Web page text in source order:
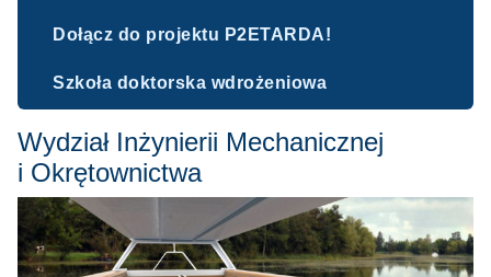
Dołącz do projektu P2ETARDA!
Szkoła doktorska wdrożeniowa
Wydział Inżynierii Mechanicznej
i Okrętownictwa